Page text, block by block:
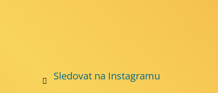
Sledovat na Instagramu